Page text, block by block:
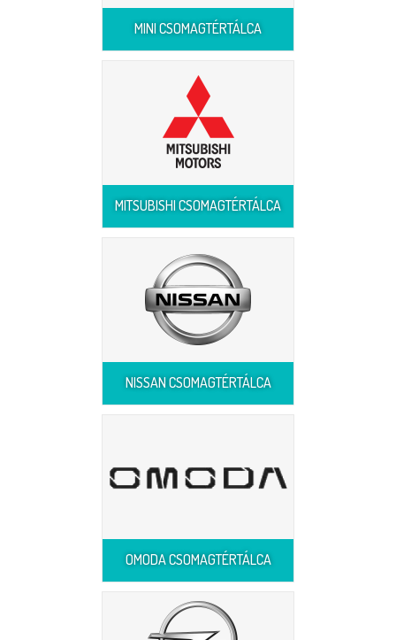
MINI CSOMAGTÉRTÁLCA
MITSUBISHI CSOMAGTÉRTÁLCA
NISSAN CSOMAGTÉRTÁLCA
OMODA CSOMAGTÉRTÁLCA